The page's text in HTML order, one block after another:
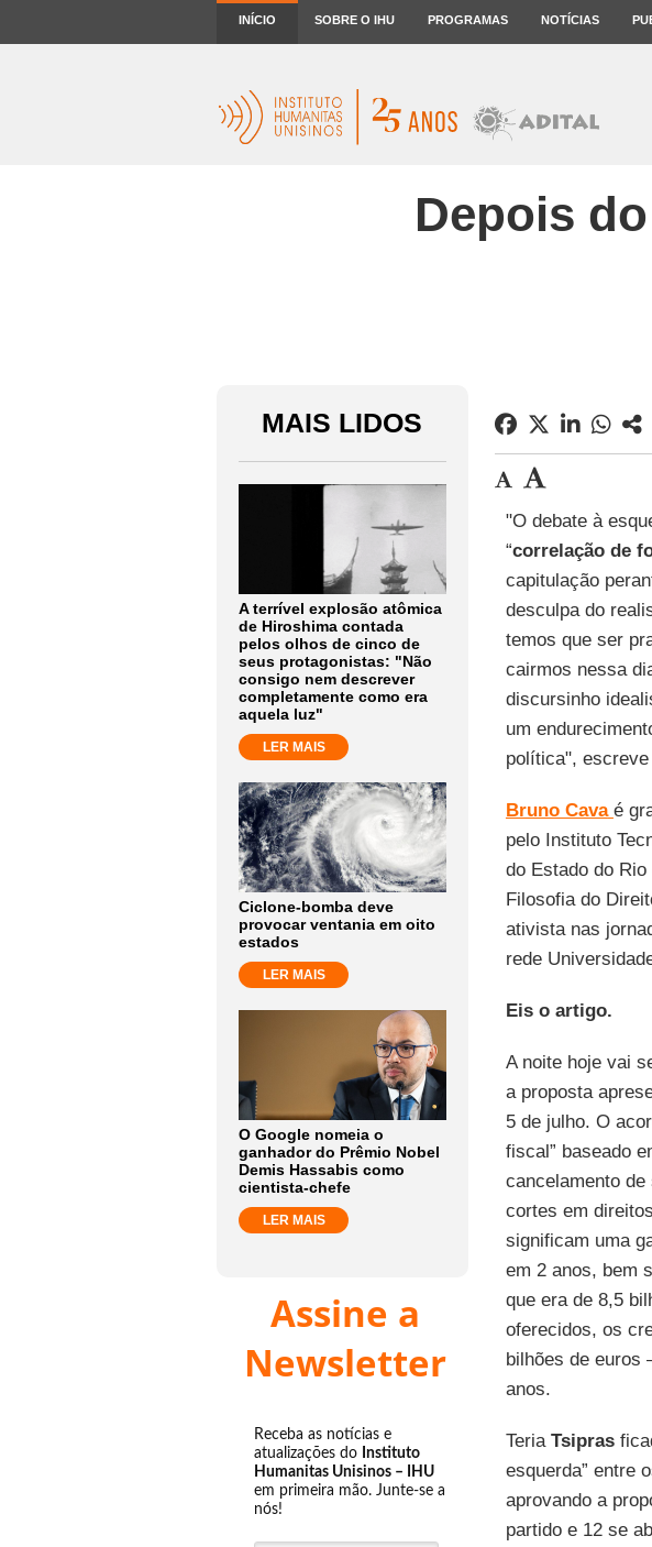
INÍCIO SOBRE O IHU PROGRAMAS NOTÍCIAS
Depois
MAIS LIDOS
A terrível explosão atômica
de Hiroshima contada
pelos olhos de cinco de
seus protagonistas: "Não
consigo nem descrever
completamente como era
aquela luz"
LER MAIS
Ciclone-bomba deve
provocar ventania em oito
estados
LER MAIS
O Google nomeia o
ganhador do Prêmio Nobel
Demis Hassabis como
cientista-chefe
LER MAIS
Assine a
Newsletter
Receba as notícias e
atualizações do Instituto
Humanitas Unisinos – IHU
em primeira mão. Junte-se a
nós!
"O debate à
“correlação de
capitulação
desculpa do
temos que ser
cairmos nessa
discursinho
um
política", escreve
Bruno Cava é
pelo Instituto
do Estado do
Filosofia do
ativista nas
rede
Eis o artigo.
A noite hoje vai
a proposta
5 de julho. O
fiscal” baseado
cancelamento
cortes em
significam uma
em 2 anos, bem
que era de 8,5
oferecidos, os
bilhões de
anos.
Teria Tsipras
esquerda” entre
aprovando a
partido e 12 se